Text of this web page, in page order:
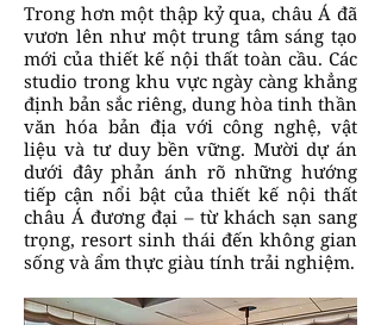
Trong hơn một thập kỷ qua, châu Á đã
vươn lên như một trung tâm sáng tạo
mới của thiết kế nội thất toàn cầu. Các
studio trong khu vực ngày càng khẳng
định bản sắc riêng, dung hòa tinh thần
văn hóa bản địa với công nghệ, vật
liệu và tư duy bền vững. Mười dự án
dưới đây phản ánh rõ những hướng
tiếp cận nổi bật của thiết kế nội thất
châu Á đương đại – từ khách sạn sang
trọng, resort sinh thái đến không gian
sống và ẩm thực giàu tính trải nghiệm.